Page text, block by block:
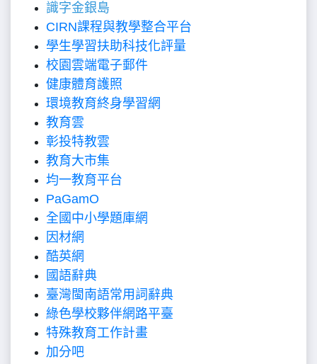
識字金銀島
CIRN課程與教學整合平台
學生學習扶助科技化評量
校園雲端電子郵件
健康體育護照
環境教育終身學習網
教育雲
彰投特教雲
教育大市集
均一教育平台
PaGamO
全國中小學題庫網
因材網
酷英網
國語辭典
臺灣閩南語常用詞辭典
綠色學校夥伴網路平臺
特殊教育工作計畫
加分吧